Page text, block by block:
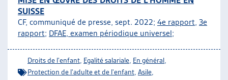
SUISSE
CF, communiqué de presse, sept. 2022; 4e rapport, 3e
rapport; DFAE, examen périodique universel;
Droits de l'enfant Egalité salariale En général
Protection de l'adulte et de l'enfant Asile